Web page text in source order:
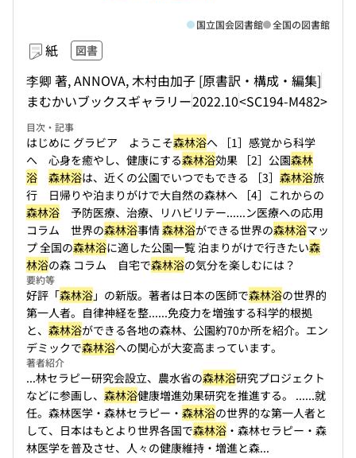
紙 図書
李卿 著, ANNOVA, 木村由加子 [原書訳・構成・編集]
まむかいブックスギャラリー2022.10<SC194-M482>
国立国会図書館 全国の図書館
目次・記事
はじめに グラビア ようこそ森林浴へ ［1］感覚から科学
へ 心身を癒やし、健康にする森林浴効果 ［2］公園森林
浴
森林浴は、近くの公園でいつでもできる ［3］ 森林浴旅
行 日帰りや泊まりがけで大自然の森林へ ［4］これからの
森林浴 予防医療、治療、リハビリテー......ン医療への応用
コラム 世界の森林浴事情森林浴ができる世界の森林浴マッ
プ 全国の森林浴に適した公園一覧 泊まりがけで行きたい森
林浴の森 コラム 自宅で森林浴の気分を楽しむには？
要約等
好評「森林浴」の新版。著者は日本の医師で森林浴の世界的
第一人者。自律神経を整......免疫力を増強する科学的根拠
と、 森林浴ができる各地の森林、公園約70か所を紹介。エン
デミックで森林浴への関心が大変高まっています。
著者紹介
...林セラピー研究会設立、農水省の森林浴研究プロジェクト
などに参画し、 森林浴健康増進効果研究を推進する。 ......就
任。森林医学・森林セラピー・ 森林浴の世界的な第一人者と
して、日本はもとより世界各国で森林浴 ・森林セラピー・森
林医学を普及させ、人々の健康維持・増進と森...